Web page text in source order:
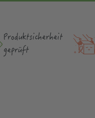
Produktsicher­heit
geprüft